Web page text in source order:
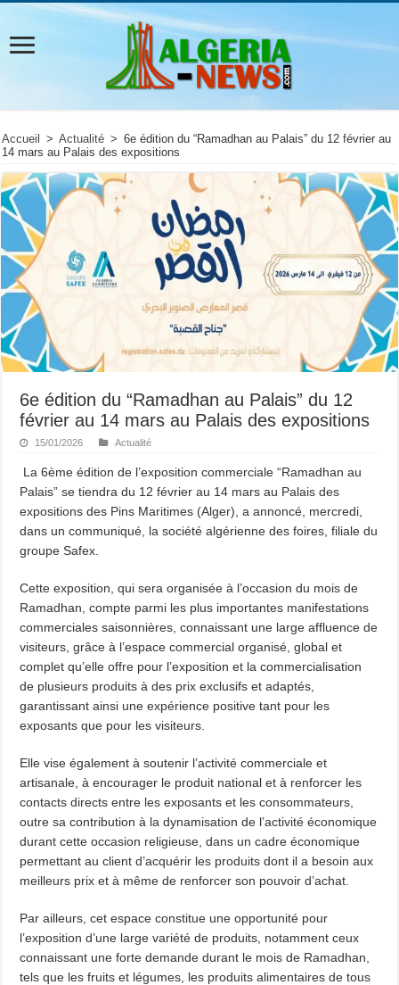
Accueil > Actualité > 6e édition du “Ramadhan au Palais” du 12 février au
14 mars au Palais des expositions
6e édition du “Ramadhan au Palais” du 12
février au 14 mars au Palais des expositions
15/01/2026 Actualité
La 6ème édition de l’exposition commerciale “Ramadhan au
Palais” se tiendra du 12 février au 14 mars au Palais des
expositions des Pins Maritimes (Alger), a annoncé, mercredi,
dans un communiqué, la société algérienne des foires, filiale du
groupe Safex.
Cette exposition, qui sera organisée à l’occasion du mois de
Ramadhan, compte parmi les plus importantes manifestations
commerciales saisonnières, connaissant une large affluence de
visiteurs, grâce à l’espace commercial organisé, global et
complet qu’elle offre pour l’exposition et la commercialisation
de plusieurs produits à des prix exclusifs et adaptés,
garantissant ainsi une expérience positive tant pour les
exposants que pour les visiteurs.
Elle vise également à soutenir l’activité commerciale et
artisanale, à encourager le produit national et à renforcer les
contacts directs entre les exposants et les consommateurs,
outre sa contribution à la dynamisation de l’activité économique
durant cette occasion religieuse, dans un cadre économique
permettant au client d’acquérir les produits dont il a besoin aux
meilleurs prix et à même de renforcer son pouvoir d’achat.
Par ailleurs, cet espace constitue une opportunité pour
l’exposition d’une large variété de produits, notamment ceux
connaissant une forte demande durant le mois de Ramadhan,
tels que les fruits et légumes, les produits alimentaires de tous